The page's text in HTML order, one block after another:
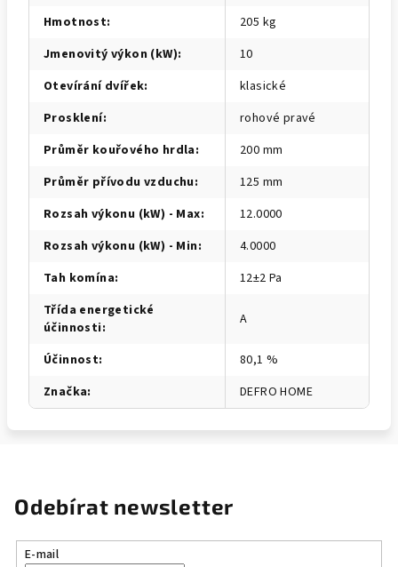
Hmotnost:
205 kg
Jmenovitý výkon (kW):
10
Otevírání dvířek:
klasické
Prosklení:
rohové pravé
Průměr kouřového hrdla:
200 mm
Průměr přívodu vzduchu:
125 mm
Rozsah výkonu (kW) - Max:
12.0000
Rozsah výkonu (kW) - Min:
4.0000
Tah komína:
12±2 Pa
Třída energetické
účinnosti: A
Účinnost:
80,1 %
Značka: DEFRO HOME
Odebírat newsletter
E-mail